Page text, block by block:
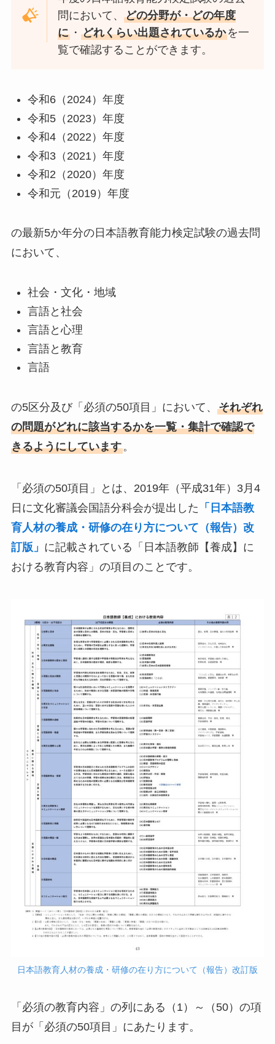
問において、どの分野が・どの年度
に ・どれくらい出題されているかを一
覧で確認することができます。
令和6（2024）年度
令和5（2023）年度
令和4（2022）年度
令和3（2021）年度
令和2（2020）年度
令和元（2019）年度
の最新5か年分の日本語教育能力検定試験の過去問
において、
社会・文化・地域
言語と社会
言語と心理
言語と教育
言語
の5区分及び「必須の50項目」において、 それぞれ
の問題がどれに該当するかを一覧・集計で確認で
きるようにしています。
「必須の50項目」とは、2019年（平成31年）3月4
日に文化審議会国語分科会が提出した 「日本語教
育人材の養成・研修の在り方について（報告）改
訂版」 に記載されている「日本語教師【養成】に
おける教育内容」の項目のことです。
日本語教育人材の養成・研修の在り方について（報告）改訂版
「必須の教育内容」の列にある（1）～（50）の項
目が「必須の50項目」にあたります。